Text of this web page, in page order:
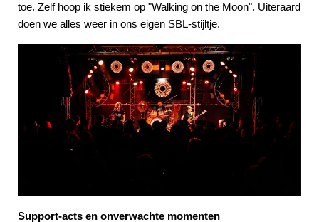
toe. Zelf hoop ik stiekem op "Walking on the Moon". Uiteraard
doen we alles weer in ons eigen SBL-stijltje.
Support-acts en onverwachte momenten